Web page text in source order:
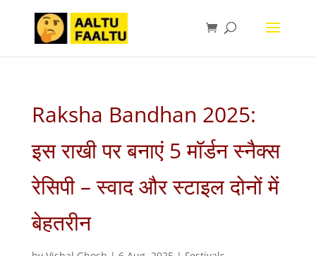
Raksha Bandhan 2025:
इस राखी पर बनाएं 5 मॉर्डन स्नैक्स
रेसिपी – स्वाद और स्टाइल दोनों में
बेहतरीन